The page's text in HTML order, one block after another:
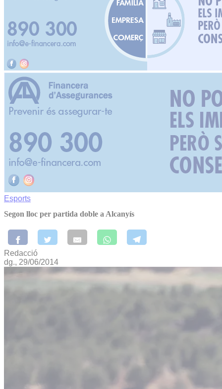
Esports
Segon lloc per partida doble a Alcanyís
Redacció
dg., 29/06/2014